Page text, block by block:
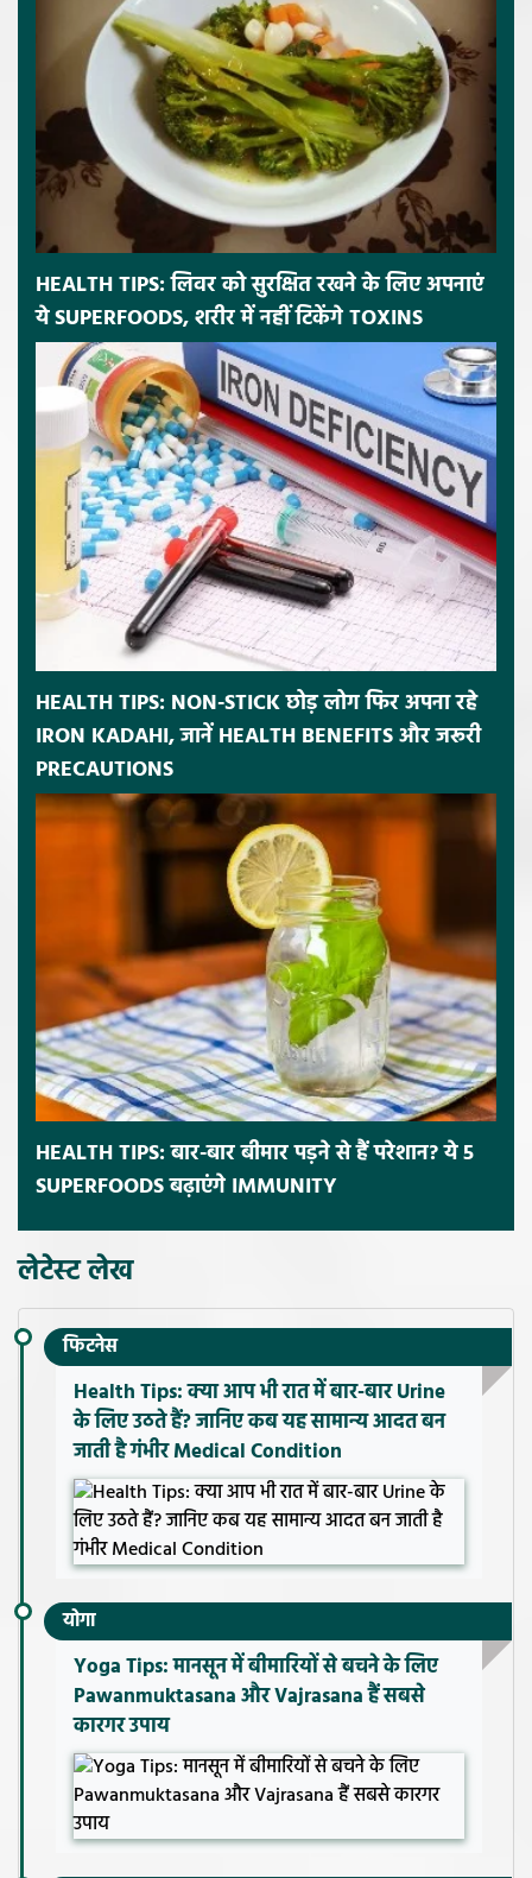
HEALTH TIPS: लिवर को सुरक्षित रखने के लिए अपनाएं
ये SUPERFOODS, शरीर में नहीं टिकेंगे TOXINS
HEALTH TIPS: NON-STICK छोड़ लोग फिर अपना रहे
IRON KADAHI, जानें HEALTH BENEFITS और जरूरी
PRECAUTIONS
HEALTH TIPS: बार-बार बीमार पड़ने से हैं परेशान? ये 5
SUPERFOODS बढ़ाएंगे IMMUNITY
लेटेस्ट लेख
फिटनेस
Health Tips: क्या आप भी रात में बार-बार Urine
के लिए उठते हैं? जानिए कब यह सामान्य आदत बन
जाती है गंभीर Medical Condition
योगा
Yoga Tips: मानसून में बीमारियों से बचने के लिए
Pawanmuktasana और Vajrasana हैं सबसे
कारगर उपाय